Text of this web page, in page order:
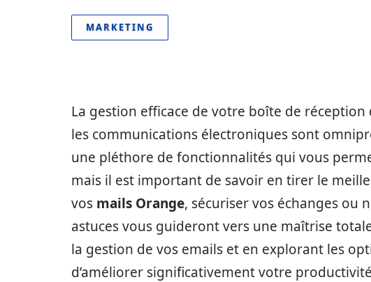
MARKETING
La gestion efficace de votre boîte de
les communications électroniques sont
une pléthore de fonctionnalités qui vous
mais il est important de savoir en tirer le
vos mails Orange, sécuriser vos échanges ou
astuces vous guideront vers une maîtrise
la gestion de vos emails et en explorant les
d’améliorer significativement votre